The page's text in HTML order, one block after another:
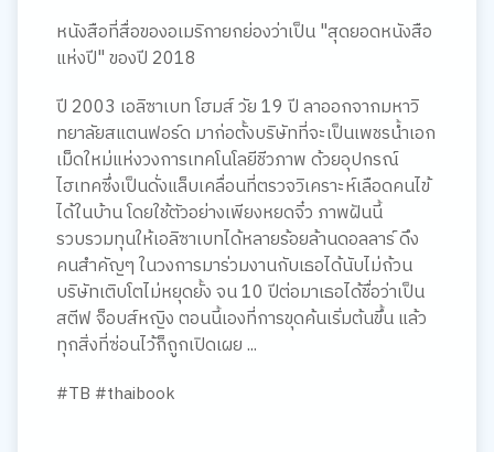
หนังสือที่สื่อของอเมริกายกย่องว่าเป็น "สุดยอดหนังสือ
แห่งปี" ของปี 2018
ปี 2003 เอลิซาเบท โฮมส์ วัย 19 ปี ลาออกจากมหาวิ
ทยาลัยสแตนฟอร์ด มาก่อตั้งบริษัทที่จะเป็นเพชรน้ำเอก
เม็ดใหม่แห่งวงการเทคโนโลยีชีวภาพ ด้วยอุปกรณ์
ไฮเทคซึ่งเป็นดั่งแล็บเคลื่อนที่ตรวจวิเคราะห์เลือดคนไข้
ได้ในบ้าน โดยใช้ตัวอย่างเพียงหยดจิ๋ว ภาพฝันนี้
รวบรวมทุนให้เอลิซาเบทได้หลายร้อยล้านดอลลาร์ ดึง
คนสำคัญๆ ในวงการมาร่วมงานกับเธอได้นับไม่ถ้วน
บริษัทเติบโตไม่หยุดยั้ง จน 10 ปีต่อมาเธอได้ชื่อว่าเป็น
สตีฟ จ็อบส์หญิง ตอนนี้เองที่การขุดค้นเริ่มต้นขึ้น แล้ว
ทุกสิ่งที่ซ่อนไว้ก็ถูกเปิดเผย ...
#TB #thaibook